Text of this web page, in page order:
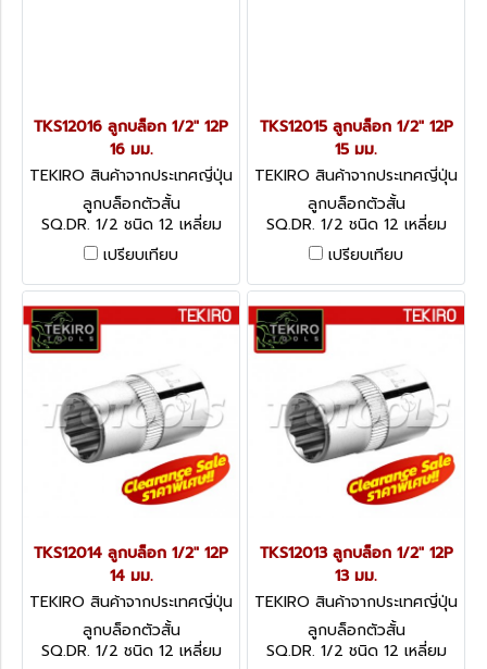
TKS12016 ลูกบล็อก 1/2" 12P
16 มม.
TEKIRO สินค้าจากประเทศญี่ปุ่น
TKS12016
ลูกบล็อกตัวสั้น
SQ.DR. 1/2 ชนิด 12 เหลี่ยม
เปรียบเทียบ
TKS12015 ลูกบล็อก 1/2" 12P
15 มม.
TEKIRO สินค้าจากประเทศญี่ปุ่น
TKS12015
ลูกบล็อกตัวสั้น
SQ.DR. 1/2 ชนิด 12 เหลี่ยม
เปรียบเทียบ
TKS12014 ลูกบล็อก 1/2" 12P
14 มม.
TEKIRO สินค้าจากประเทศญี่ปุ่น
TKS12014
ลูกบล็อกตัวสั้น
SQ.DR. 1/2 ชนิด 12 เหลี่ยม
TKS12013 ลูกบล็อก 1/2" 12P
13 มม.
TEKIRO สินค้าจากประเทศญี่ปุ่น
TKS12013
ลูกบล็อกตัวสั้น
SQ.DR. 1/2 ชนิด 12 เหลี่ยม